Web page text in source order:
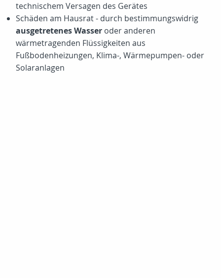
technischem Versagen des Gerätes
Schäden am Hausrat - durch bestimmungswidrig
ausgetretenes Wasser oder anderen
wärmetragenden Flüssigkeiten aus
Fußbodenheizungen, Klima-, Wärmepumpen- oder
Solaranlagen